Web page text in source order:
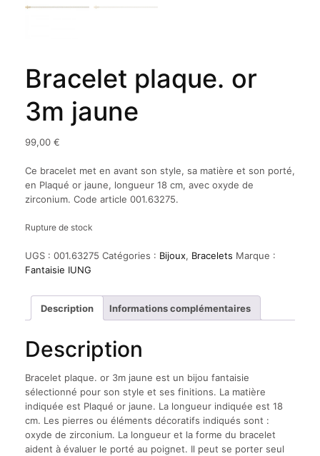
Bracelet plaque. or
3m jaune
99,00 €
Ce bracelet met en avant son style, sa matière et son porté,
en Plaqué or jaune, longueur 18 cm, avec oxyde de
zirconium. Code article 001.63275.
Rupture de stock
UGS : 001.63275 Catégories : Bijoux, Bracelets Marque :
Fantaisie IUNG
Description Informations complémentaires
Description
Bracelet plaque. or 3m jaune est un bijou fantaisie
sélectionné pour son style et ses finitions. La matière
indiquée est Plaqué or jaune. La longueur indiquée est 18
cm. Les pierres ou éléments décoratifs indiqués sont :
oxyde de zirconium. La longueur et la forme du bracelet
aident à évaluer le porté au poignet. Il peut se porter seul